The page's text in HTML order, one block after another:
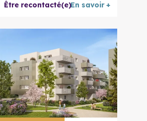
Être recontacté(e)En savoir +